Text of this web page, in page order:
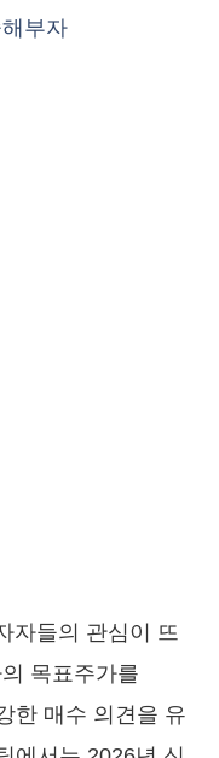
부자
자들의 관심이 뜨
목표주가를
한 매수 의견을 유